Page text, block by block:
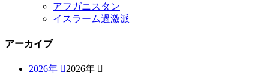
アフガニスタン
イスラーム過激派
アーカイブ
2026年
2026年